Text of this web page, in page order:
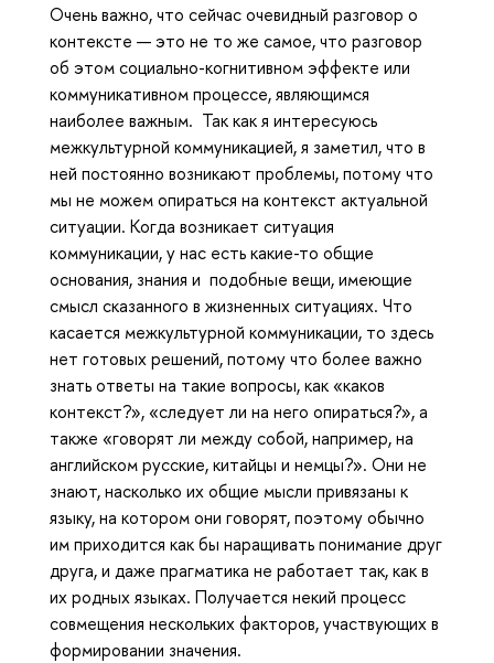
Очень важно, что сейчас очевидный разговор о
контексте — это не то же самое, что разговор
об этом социально-когнитивном эффекте или
коммуникативном процессе, являющимся
наиболее важным. Так как я интересуюсь
межкультурной коммуникацией, я заметил, что в
ней постоянно возникают проблемы, потому что
мы не можем опираться на контекст актуальной
ситуации. Когда возникает ситуация
коммуникации, у нас есть какие-то общие
основания, знания и подобные вещи, имеющие
смысл сказанного в жизненных ситуациях. Что
касается межкультурной коммуникации, то здесь
нет готовых решений, потому что более важно
знать ответы на такие вопросы, как «каков
контекст?», «следует ли на него опираться?», а
также «говорят ли между собой, например, на
английском русские, китайцы и немцы?». Они не
знают, насколько их общие мысли привязаны к
языку, на котором они говорят, поэтому обычно
им приходится как бы наращивать понимание друг
друга, и даже прагматика не работает так, как в
их родных языках. Получается некий процесс
совмещения нескольких факторов, участвующих в
формировании значения.